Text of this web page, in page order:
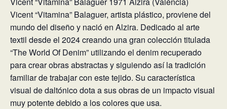
Vicent “Vitamina” Balaguer, artista plástico, proviene del
mundo del diseño y nació en Alzira. Dedicado al arte
textil desde el 2024 creando una gran colección titulada
“The World Of Denim” utilizando el denim recuperado
para crear obras abstractas y siguiendo así la tradición
familiar de trabajar con este tejido. Su característica
visual de daltónico dota a sus obras de un impacto visual
muy potente debido a los colores que usa.